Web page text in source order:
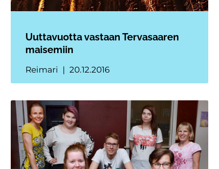
Uuttavuotta vastaan Tervasaaren
maisemiin
Reimari 20.12.2016